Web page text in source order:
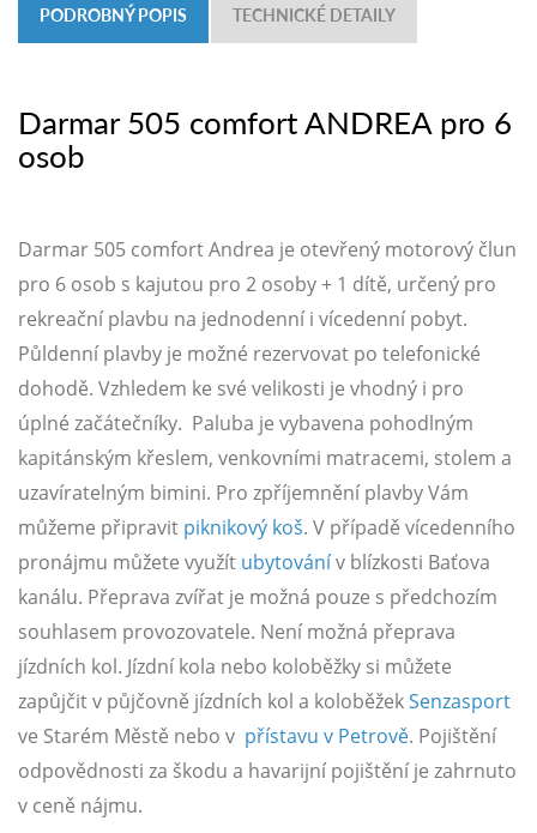
PODROBNÝ POPIS TECHNICKÉ DETAILY
Darmar 505 comfort ANDREA pro 6
osob
Darmar 505 comfort Andrea je otevřený motorový člun
pro 6 osob s kajutou pro 2 osoby + 1 dítě, určený pro
rekreační plavbu na jednodenní i vícedenní pobyt.
Půldenní plavby je možné rezervovat po telefonické
dohodě. Vzhledem ke své velikosti je vhodný i pro
úplné začátečníky. Paluba je vybavena pohodlným
kapitánským křeslem, venkovními matracemi, stolem a
uzavíratelným bimini. Pro zpříjemnění plavby Vám
můžeme připravit piknikový koš. V případě vícedenního
pronájmu můžete využít ubytovánív blízkosti Baťova
kanálu. Přeprava zvířat je možná pouze s předchozím
souhlasem provozovatele. Není možná přeprava
jízdních kol. Jízdní kola nebo koloběžky si můžete
zapůjčit v půjčovně jízdních kol a koloběžekSenzasport
ve Starém Městě nebo v přístavu v Petrově. Pojištění
odpovědnosti za škodu a havarijní pojištění je zahrnuto
v ceně nájmu.